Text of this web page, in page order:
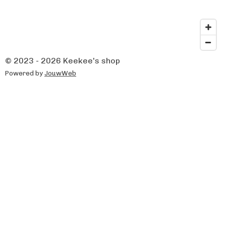
© 2023 - 2026 Keekee's shop
Powered byJouwWeb